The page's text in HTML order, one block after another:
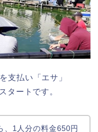
支払い「エサ」
タートです。
、1人分の料金650円